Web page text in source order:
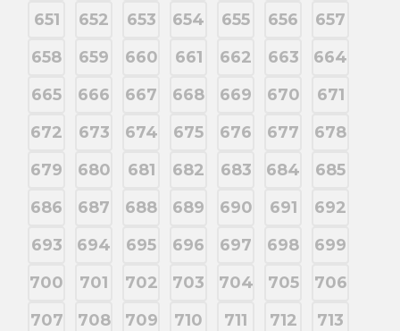
651
652 653 654 655 656
657
658
659 660 661 662 663
664
665
666 667 668 669 670
671
672
673 674 675 676 677
678
679
680 681 682 683 684
685
686
687 688 689 690 691
692
693
694 695 696 697 698
699
700
701 702 703 704 705
706
707
708 709 710 711 712
713